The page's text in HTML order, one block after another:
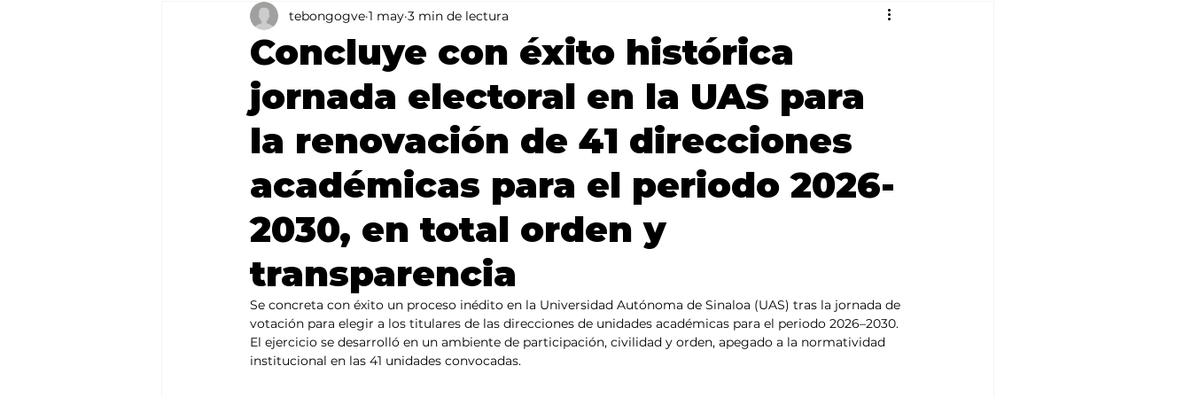
Agricultura México Mundo Portada 2
Concluye con éxito histórica
jornada electoral en la UAS para
la renovación de 41 direcciones
académicas para el periodo 2026-
2030, en total orden y
transparencia
tebongogve 1 may 3 min de lectura
Se concreta con éxito un proceso inédito en la Universidad Autónoma de Sinaloa (UAS) tras la jornada de
votación para elegir a los titulares de las direcciones de unidades académicas para el periodo 2026–2030.
El ejercicio se desarrolló en un ambiente de participación, civilidad y orden, apegado a la normatividad
institucional en las 41 unidades convocadas.